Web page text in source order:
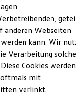
Updates
anderen Webseiten
kann. Wir
Verarbeitung
Cookies
oftmals mit
verlinkt.